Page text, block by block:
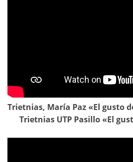
Trietnias, María Paz «El gusto
Trietnias UTP Pasillo «El